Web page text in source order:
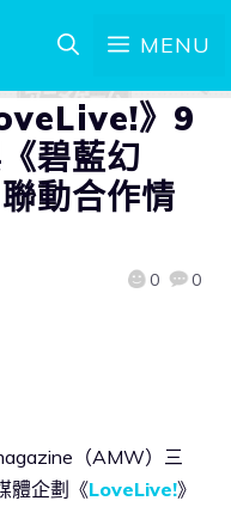
MENU
》9
碧藍幻
動合作情
0 0
（AMW）三
體企劃《LoveLive!》